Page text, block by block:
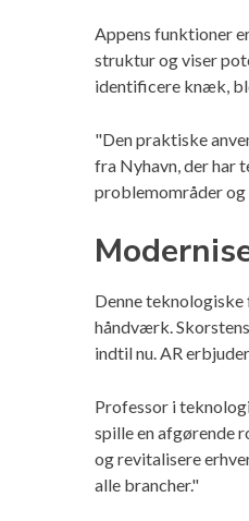
Appens funktioner
struktur og viser
identificere knæk,
"Den praktiske
fra Nyhavn, der har
problemområder og
Denne
håndværk.
indtil nu. AR
Professor i
spille en afgørende
og revitalisere
alle brancher."